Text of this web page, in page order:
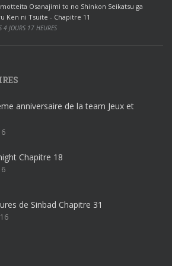
Osanajimi to no Shinkon Seikatsu ga
Ken ni Tsuite - Chapitre 11
4 JOURS 17 HEURES
anniversaire de la team Jeux et
Chapitre 18
de Sinbad Chapitre 31